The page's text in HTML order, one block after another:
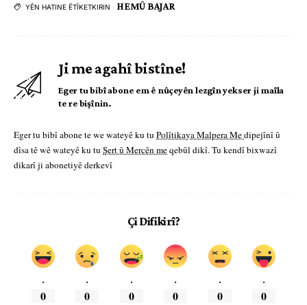
YÊN HATINE ÊTÎKETKIRIN HEMÛ BAJAR
Ji me agahî bistîne!
Eger tu bibî abone em ê nûçeyên lezgîn yekser ji maîla
te re bişînin.
Eger tu bibî abone te we wateyê ku tu Polîtikaya Malpera Medipejînî û
dîsa tê wê wateyê ku tu Şert û Mercên meqebûl dikî. Tu kendî bixwazî
dikarî ji abonetiyê derkevî
Çi Difikirî?
.
0
.
0
.
0
.
0
.
0
.
0